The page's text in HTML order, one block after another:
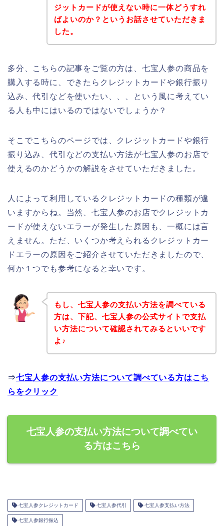
ジットカードが使えない時に一体どうすれ
ばよいのか？というお話させていただきま
した。
多分、こちらの記事をご覧の方は、七宝人参の商品を
購入する時に、できたらクレジットカードや銀行振り
込み、代引などを使いたい、、、という風に考えてい
る人も中にはいるのではないでしょうか？
そこでこちらのページでは、クレジットカードや銀行
振り込み、代引などの支払い方法が七宝人参のお店で
使えるのかどうかの解説をさせていただきました。
人によって利用しているクレジットカードの種類が違
いますからね。当然、七宝人参のお店でクレジットカ
ードが使えないエラーが発生した原因も、一概には言
えません。ただ、いくつか考えられるクレジットカー
ドエラーの原因をご紹介させていただきましたので、
何か１つでも参考になると幸いです。
もし、七宝人参の支払い方法を調べている
方は、下記、七宝人参の公式サイトで支払
い方法について確認されてみるといいです
よ♪
⇒七宝人参の支払い方法について調べている方はこち
らをクリック
七宝人参の支払い方法について調べてい
る方はこちら
七宝人参クレジットカード 七宝人参代引 七宝人参支払い方法
七宝人参銀行振込